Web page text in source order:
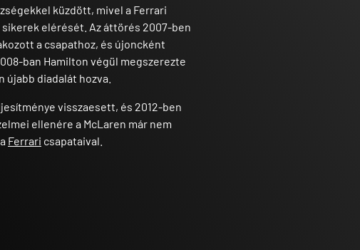
küzdött, mivel a Ferrari
elérését. Az áttörés 2007-ben
a csapathoz, és újoncként
ban Hamilton végül megszerezte
újabb diadalát hozva.
visszaesett, és 2012-ben
ellenére a McLaren már nem
Ferrari csapataival.